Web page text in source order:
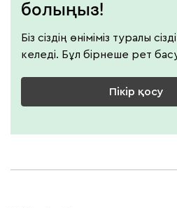
болыңыз!
Біз сіздің өніміміз туралы
келеді. Бұл бірнеше рет
Пікір қосу